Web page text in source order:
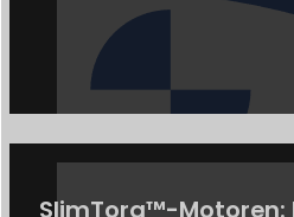
SlimTorq™-Motoren: